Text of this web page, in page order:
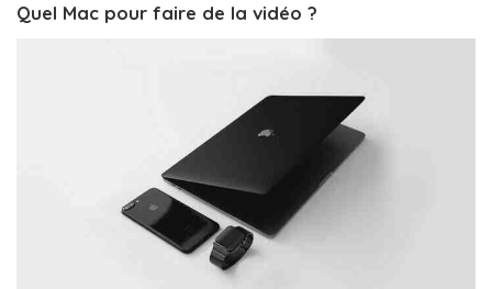
Quel Mac pour faire de la vidéo ?